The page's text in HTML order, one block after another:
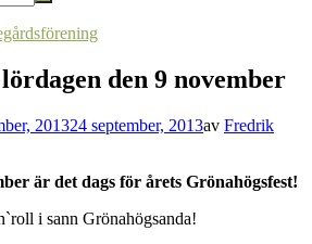
den 9 november
201324 september, 2013av Fredrik
är det dags för årets Grönahögsfest!
i sann Grönahögsanda!